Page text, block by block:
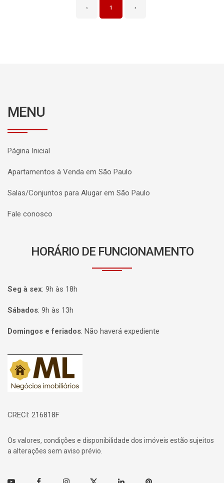
‹ 1 ›
MENU
Página Inicial
Apartamentos à Venda em São Paulo
Salas/Conjuntos para Alugar em São Paulo
Fale conosco
HORÁRIO DE FUNCIONAMENTO
Seg à sex: 9h às 18h
Sábados: 9h às 13h
Domingos e feriados: Não haverá expediente
Página inicial
CRECI: 216818F
Os valores, condições e disponibilidade dos imóveis estão sujeitos
a alterações sem aviso prévio.